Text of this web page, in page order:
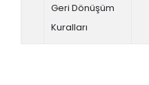
Geri Dönüşüm
Kuralları